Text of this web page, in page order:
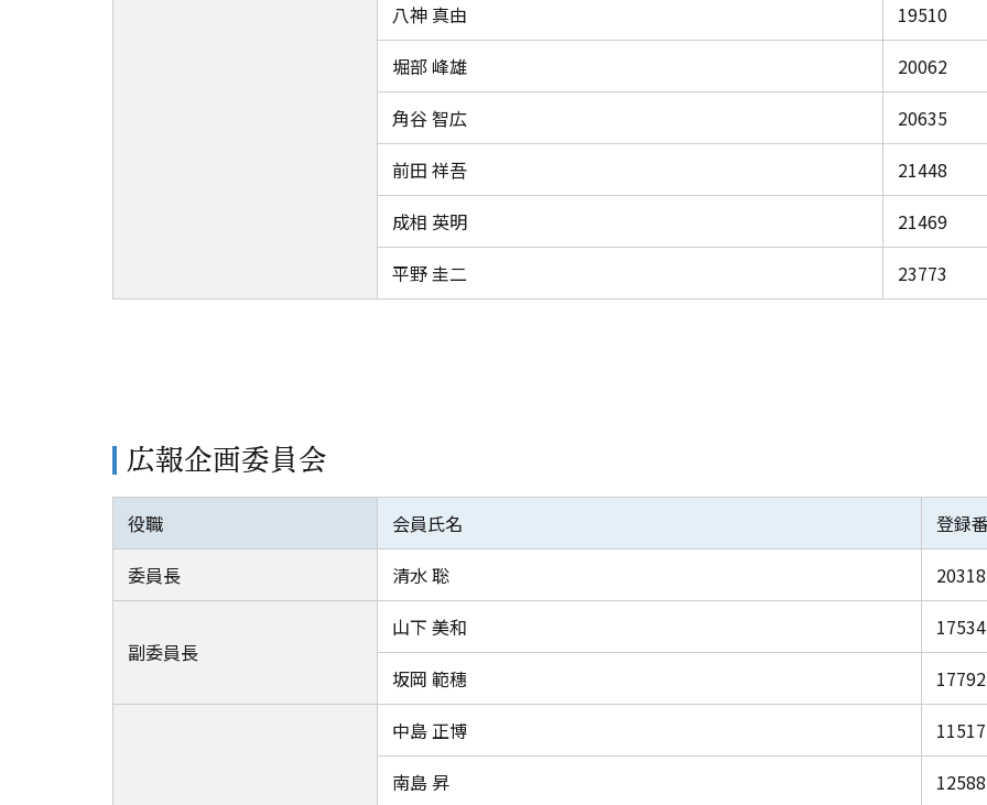
八神 真由
19510
堀部 峰雄
20062
角谷 智広
20635
前田 祥吾
21448
成相 英明
21469
平野 圭二
23773
広報企画委員会
役職 会員氏名
登録
委員長
清水 聡 20318
副委員長
山下 美和
17534
坂岡 範穗
17792
中島 正博
11517
南島 昇
12588